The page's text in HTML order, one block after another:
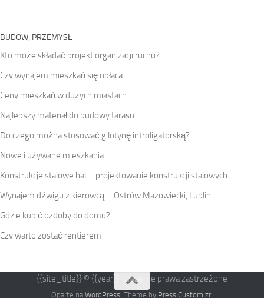
BUDOW, PRZEMYSŁ
Kto może składać projekt organizacji ruchu?
Czy wynajem mieszkań się opłaca
Ceny mieszkań w dużych miastach
Najlepszy materiał do budowy tarasu
Do czego można stosować gilotynę introligatorską?
Nowe i używane mieszkania
Konstrukcje stalowe hal – projektowanie konstrukcji stalowych
Wynajem dźwigu z kierowcą – Ostrów Mazowiecki, Lublin
Gdzie kupić ozdoby do domu?
Czy warto zostać rentierem
{{site_title}} © {{year}}. Wszelkie prawa zastrzeżone
Oparte naWordPress. Theme by Press Customizr.